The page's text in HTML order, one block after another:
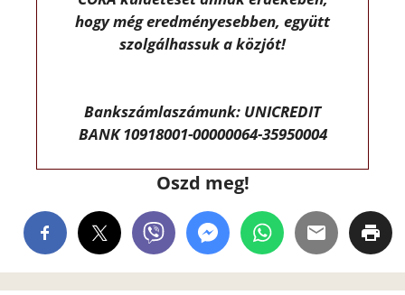
hogy még eredményesebben, együtt
szolgálhassuk a közjót!
Bankszámlaszámunk: UNICREDIT
BANK 10918001-00000064-35950004
Oszd meg!